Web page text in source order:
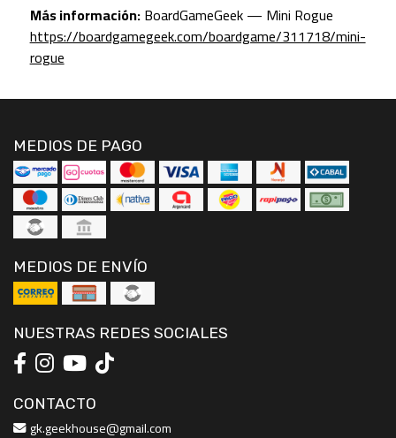
Más información:BoardGameGeek — Mini Rogue
https://boardgamegeek.com/boardgame/311718/mini-
rogue
MEDIOS DE PAGO
MEDIOS DE ENVÍO
NUESTRAS REDES SOCIALES
CONTACTO
gk.geekhouse@gmail.com